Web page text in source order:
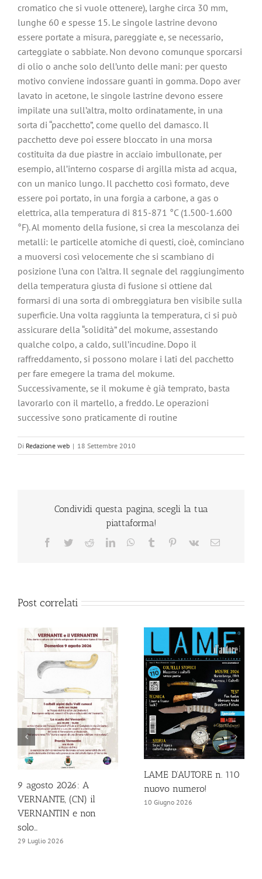
cromatico che si vuole ottenere), larghe circa 30 mm,
lunghe 60 e spesse 15. Le singole lastrine devono
essere portate a misura, pareggiate e, se necessario,
carteggiate o sabbiate. Non devono comunque sporcarsi
di olio o anche solo dell’unto delle mani: per questo
motivo conviene indossare guanti in gomma. Dopo aver
lavato in acetone, le singole lastrine devono essere
impilate una sull’altra, molto ordinatamente, in una
sorta di “pacchetto”, come quello del damasco. Il
pacchetto deve poi essere bloccato in una morsa
costituita da due piastre in acciaio imbullonate, per
esempio, all’interno cosparse di argilla mista ad acqua,
con un manico lungo. Il pacchetto così formato, deve
essere poi portato, in una forgia a carbone, a gas o
elettrica, alla temperatura di 815-871 °C (1.500-1.600
°F). Al momento della fusione, si crea la mescolanza dei
metalli: le particelle atomiche di questi, cioè, cominciano
a muoversi così velocemente che si scambiano di
posizione l’una con l’altra. Il segnale del raggiungimento
della temperatura giusta di fusione si ottiene dal
formarsi di una sorta di ombreggiatura ben visibile sulla
superficie. Una volta raggiunta la temperatura, ci si può
assicurare della “solidità” del mokume, assestando
qualche colpo, a caldo, sull’incudine. Dopo il
raffreddamento, si possono molare i lati del pacchetto
per fare emegere la trama del mokume.
Successivamente, se il mokume è già temprato, basta
lavorarlo con il martello, a freddo. Le operazioni
successive sono praticamente di routine
Di Redazione web | 18 Settembre 2010
Condividi questa pagina, scegli la tua
piattaforma!
Facebook
TwitterRedditLinkedInWhatsApp
Tumblr Pinterest
Vk Email
Post correlati
9 agosto 2026: A
VERNANTE, (CN) il
VERNANTIN e non
solo…
29 Luglio 2026
LAME D’AUTORE n. 110
nuovo numero!
10 Giugno 2026